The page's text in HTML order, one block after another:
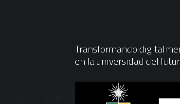
Transformando
en la universidad del